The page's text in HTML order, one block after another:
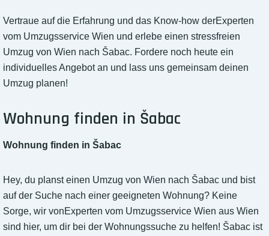
Vertraue auf die Erfahrung und das Know-how derExperten
vom Umzugsservice Wien und erlebe einen stressfreien
Umzug von Wien nach Šabac. Fordere noch heute ein
individuelles Angebot an und lass uns gemeinsam deinen
Umzug planen!
Wohnung finden in Šabac
Wohnung finden in Šabac
Hey, du planst einen Umzug von Wien nach Šabac und bist
auf der Suche nach einer geeigneten Wohnung? Keine
Sorge, wir vonExperten vom Umzugsservice Wien aus Wien
sind hier, um dir bei der Wohnungssuche zu helfen! Šabac ist